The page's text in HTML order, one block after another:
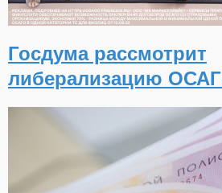
Госдума рассмотрит
либерализацию